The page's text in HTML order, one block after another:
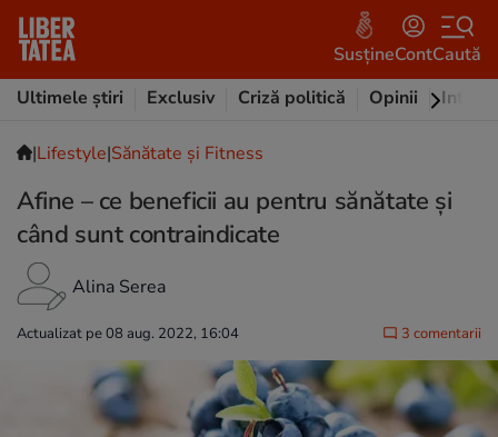
SusțineContCaută
Ultimele știri
Exclusiv Criză politică Opinii
|Lifestyle|Sănătate și Fitness
Afine – ce beneficii au pentru sănătate și
când sunt contraindicate
Alina Serea
Actualizat pe 08 aug. 2022, 16:04 3 comentarii